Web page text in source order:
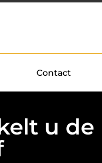
Contact
u de